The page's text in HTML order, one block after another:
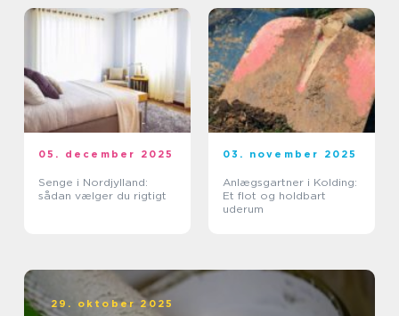
05. december 2025
Senge i Nordjylland:
sådan vælger du rigtigt
03. november 2025
Anlægsgartner i Kolding:
Et flot og holdbart
uderum
29. oktober 2025